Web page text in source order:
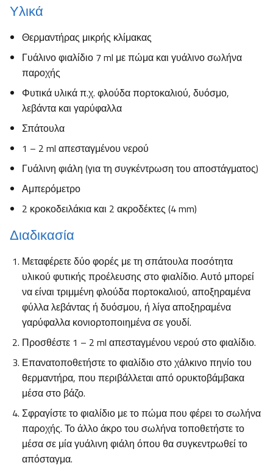
Υλικά
Θερμαντήρας μικρής κλίμακας
Γυάλινο φιαλίδιο 7 ml με πώμα και γυάλινο σωλήνα
παροχής
Φυτικά υλικά π.χ. φλούδα πορτοκαλιού, δυόσμο,
λεβάντα και γαρύφαλλα
Σπάτουλα
1 – 2 ml απεσταγμένου νερού
Γυάλινη φιάλη (για τη συγκέντρωση του αποστάγματος)
Αμπερόμετρο
2 κροκοδειλάκια και 2 ακροδέκτες (4 mm)
Διαδικασία
Μεταφέρετε δύο φορές με τη σπάτουλα ποσότητα
υλικού φυτικής προέλευσης στο φιαλίδιο. Αυτό μπορεί
να είναι τριμμένη φλούδα πορτοκαλιού, αποξηραμένα
φύλλα λεβάντας ή δυόσμου, ή λίγα αποξηραμένα
γαρύφαλλα κονιορτοποιημένα σε γουδί.
Προσθέστε 1 – 2 ml απεσταγμένου νερού στο φιαλίδιο.
Επανατοποθετήστε το φιαλίδιο στο χάλκινο πηνίο του
θερμαντήρα, που περιβάλλεται από ορυκτοβάμβακα
μέσα στο βάζο.
Σφραγίστε το φιαλίδιο με το πώμα που φέρει το σωλήνα
παροχής. Το άλλο άκρο του σωλήνα τοποθετήστε το
μέσα σε μία γυάλινη φιάλη όπου θα συγκεντρωθεί το
απόσταγμα.